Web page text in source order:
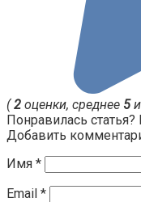
(2 оценки, среднее 5
Понравилась
Добавить
Имя *
Email *